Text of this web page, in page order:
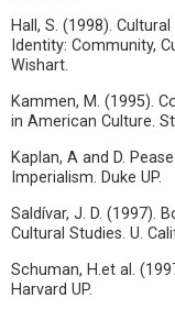
Hall, S. (1998).
Identity: Community,
Wishart.
Kammen, M. (1995).
in American Culture.
Kaplan, A and D.
Imperialism. Duke UP.
Saldívar, J. D. (1997).
Cultural Studies. U.
Schuman, H.et al.
Harvard UP.